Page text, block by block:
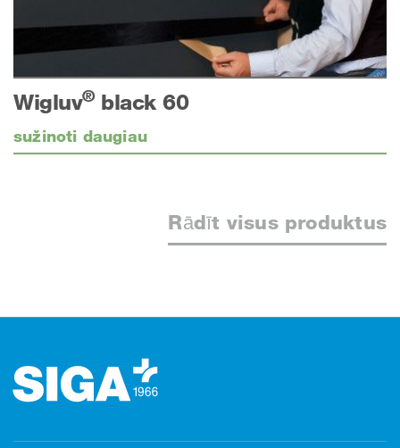
Wigluv®black 60
sužinoti daugiau
Rādīt visus produktus